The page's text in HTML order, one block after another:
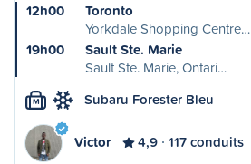
12h00
Toronto
Yorkdale Shopping Centre…
19h00
Sault Ste. Marie
Sault Ste. Marie, Ontari…
M Subaru Forester Bleu
Victor 4,9 117 conduits